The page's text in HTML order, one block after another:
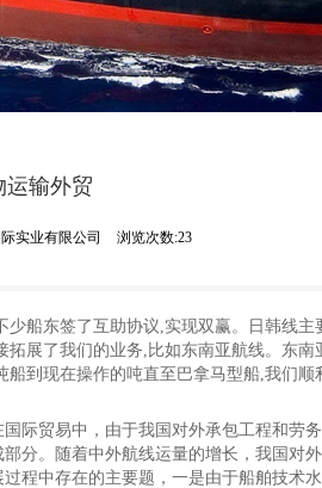
运输外贸
实业有限公司 浏览次数:23
船东签了互助协议,实现双赢。日韩线
展了我们的业务,比如东南亚航线。东
到现在操作的吨直至巴拿马型船,我们顺
际贸易中，由于我国对外承包工程和劳
分。随着中外航线运量的增长，我国对
中存在的主要题，一是由于船舶技术